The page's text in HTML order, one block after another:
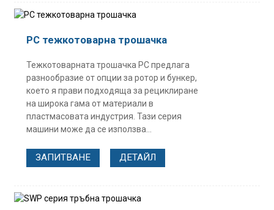
PC тежкотоварна трошачка
Тежкотоварната трошачка PC предлага
разнообразие от опции за ротор и бункер,
което я прави подходяща за рециклиране
на широка гама от материали в
пластмасовата индустрия. Тази серия
машини може да се използва...
ЗАПИТВАНЕ ДЕТАЙЛ